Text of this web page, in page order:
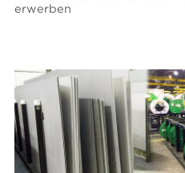
erwerben